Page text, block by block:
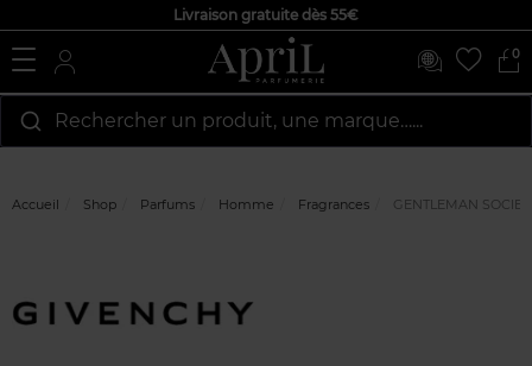
Livraison gratuite dès 55€
0
Rechercher un produit, une marque…...
Accueil Shop Parfums Homme Fragrances GENTLEMAN